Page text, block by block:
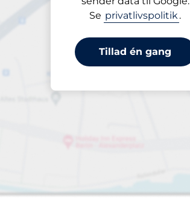
Se privatlivspolitik.
Tillad én gang